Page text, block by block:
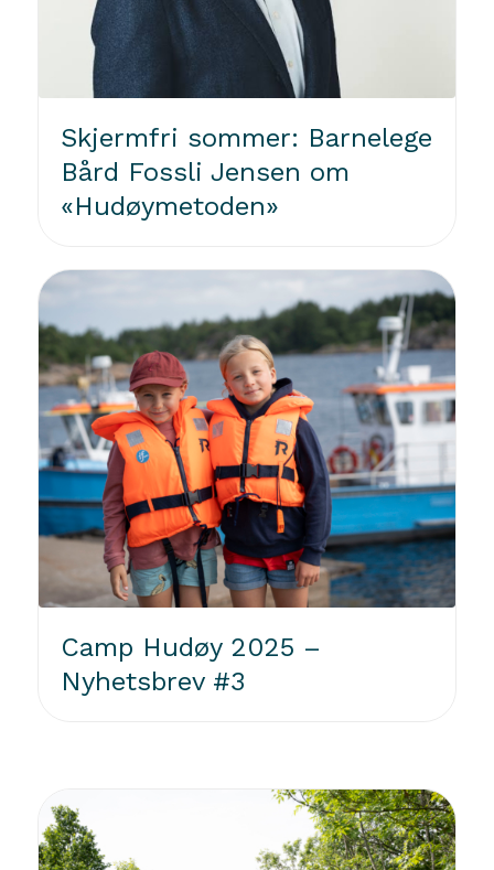
Skjermfri sommer: Barnelege
Bård Fossli Jensen om
«Hudøymetoden»
Camp Hudøy 2025 –
Nyhetsbrev #3